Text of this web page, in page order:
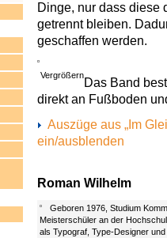
Dinge, nur dass diese
getrennt bleiben.
geschaffen werden.
Vergrößern
Das Band
direkt an Fußboden
Auszüge aus „Im
ein/ausblenden
Roman Wilhelm
Geboren 1976, Studium
Meisterschüler an der
als Typograf, Type-Designer